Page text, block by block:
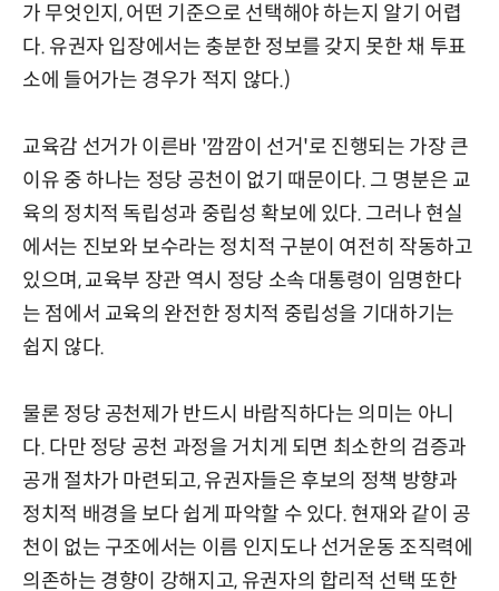
가 무엇인지, 어떤 기준으로 선택해야 하는지 알기 어렵
다. 유권자 입장에서는 충분한 정보를 갖지 못한 채 투표
소에 들어가는 경우가 적지 않다.)
교육감 선거가 이른바 '깜깜이 선거'로 진행되는 가장 큰
이유 중 하나는 정당 공천이 없기 때문이다. 그 명분은 교
육의 정치적 독립성과 중립성 확보에 있다. 그러나 현실
에서는 진보와 보수라는 정치적 구분이 여전히 작동하고
있으며, 교육부 장관 역시 정당 소속 대통령이 임명한다
는 점에서 교육의 완전한 정치적 중립성을 기대하기는
쉽지 않다.
물론 정당 공천제가 반드시 바람직하다는 의미는 아니
다. 다만 정당 공천 과정을 거치게 되면 최소한의 검증과
공개 절차가 마련되고, 유권자들은 후보의 정책 방향과
정치적 배경을 보다 쉽게 파악할 수 있다. 현재와 같이 공
천이 없는 구조에서는 이름 인지도나 선거운동 조직력에
의존하는 경향이 강해지고, 유권자의 합리적 선택 또한